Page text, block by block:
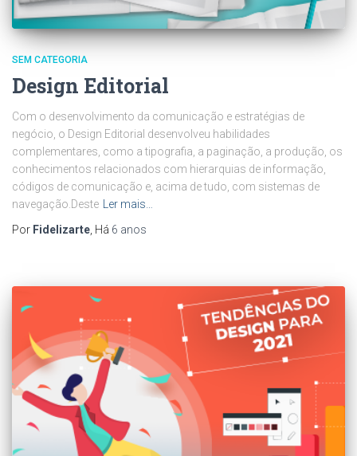
SEM CATEGORIA
Design Editorial
Com o desenvolvimento da comunicação e estratégias de
negócio, o Design Editorial desenvolveu habilidades
complementares, como a tipografia, a paginação, a produção, os
conhecimentos relacionados com hierarquias de informação,
códigos de comunicação e, acima de tudo, com sistemas de
navegação.Deste Ler mais…
Por Fidelizarte, Há 6 anos